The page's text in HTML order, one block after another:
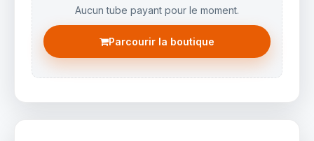
Aucun tube payant pour le moment.
Parcourir la boutique